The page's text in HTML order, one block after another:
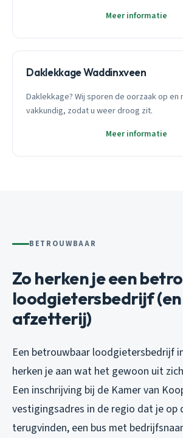
Meer informatie
Daklekkage Waddinxveen
Daklekkage? Wij sporen de oorzaak op
vakkundig, zodat u weer droog zit.
Meer informatie
BETROUWBAAR
Zo herken je een
loodgietersbedrijf
afzetterij)
Een betrouwbaar loodgietersbedrijf
herken je aan wat het gewoon uit
Een inschrijving bij de Kamer van
vestigingsadres in de regio dat je op
terugvinden, een bus met